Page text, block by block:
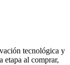
tecnológica y
etapa al comprar,